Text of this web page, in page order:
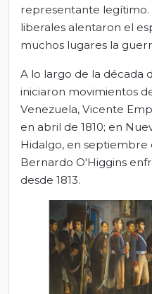
representante legítimo.
liberales alentaron el
muchos lugares la
A lo largo de la década
iniciaron movimientos
Venezuela, Vicente
en abril de 1810; en
Hidalgo, en septiembre
Bernardo O'Higgins
desde 1813.